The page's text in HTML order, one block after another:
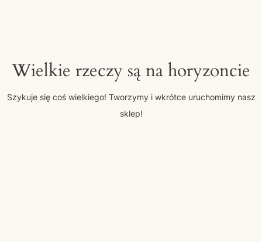
Wielkie rzeczy są na horyzoncie
Szykuje się coś wielkiego! Tworzymy i wkrótce uruchomimy nasz
sklep!